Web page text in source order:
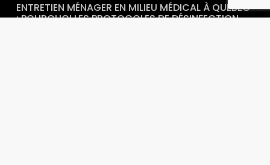
ENTRETIEN MÉNAGER EN MILIEU MÉDICAL À QUÉBEC
: POURQUOI LES PROTOCOLES DE DÉSINFECTION